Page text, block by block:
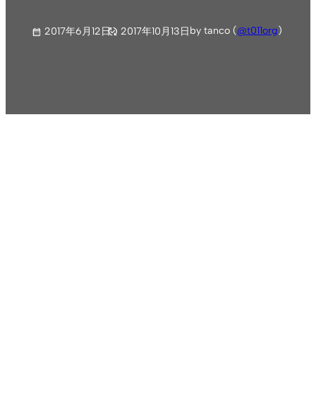
2017年6月12日 2017年10月13日by tanco (@t011org)